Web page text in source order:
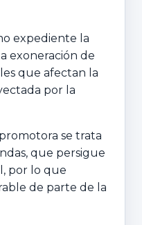
expediente la
exoneración de
que afectan la
por la
se trata
que persigue
por lo que
de parte de la